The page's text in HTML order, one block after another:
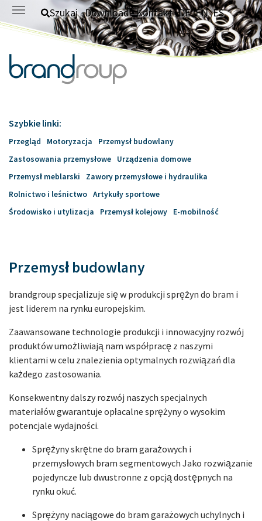
Skip to main content
Szukaj Download Kontakt DE EN ES
Szybkie linki:
Przegląd Motoryzacja
Przemysł budowlany
Zastosowania przemysłowe
Urządzenia domowe
Przemysł meblarski
Zawory przemysłowe i hydraulika
Rolnictwo i leśnictwo Artykuły sportowe
Środowisko i utylizacja
Przemysł kolejowy E-mobilność
Przemysł budowlany
brandgroup specjalizuje się w produkcji sprężyn do bram i
jest liderem na rynku europejskim.
Zaawansowane technologie produkcji i innowacyjny rozwój
produktów umożliwiają nam współpracę z naszymi
klientami w celu znalezienia optymalnych rozwiązań dla
każdego zastosowania.
Konsekwentny dalszy rozwój naszych specjalnych
materiałów gwarantuje opłacalne sprężyny o wysokim
potencjale wydajności.
Sprężyny skrętne do bram garażowych i
przemysłowych bram segmentowych Jako rozwiązanie
pojedyncze lub dwustronne z opcją dostępnych na
rynku okuć.
Sprężyny naciągowe do bram garażowych uchylnych i